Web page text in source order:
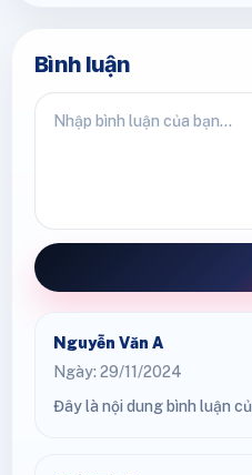
Bình luận
Nguyễn Văn A
Ngày: 29/11/2024
Đây là nội dung bình luận